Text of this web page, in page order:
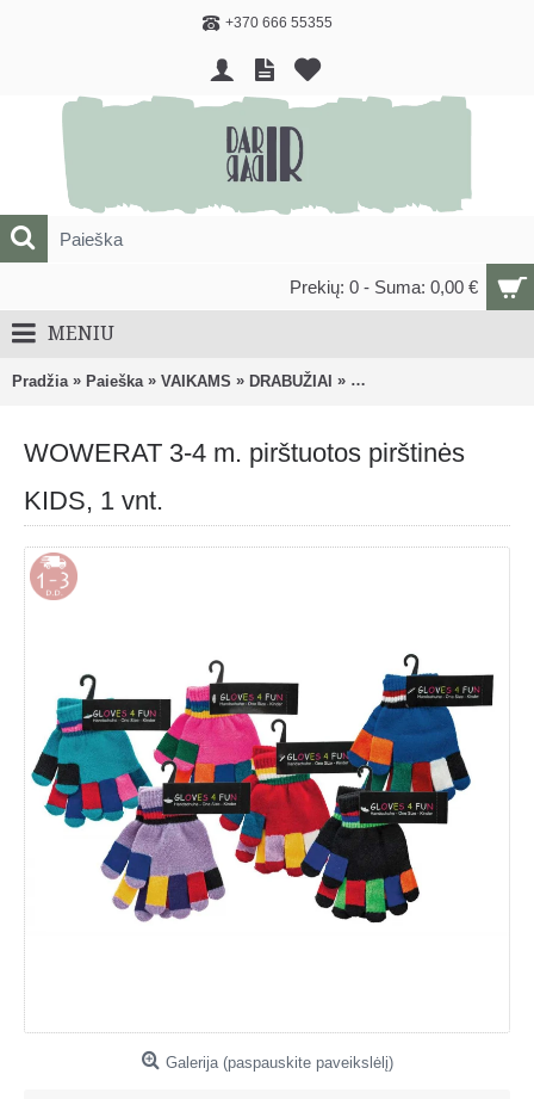
+370 666 55355
Prekių: 0 - Suma: 0,00 €
MENIU
Pradžia » Paieška » VAIKAMS » DRABUŽIAI » Berniukams (nuo 24
WOWERAT 3-4 m. pirštuotos pirštinės
KIDS, 1 vnt.
Galerija (paspauskite paveikslėlį)